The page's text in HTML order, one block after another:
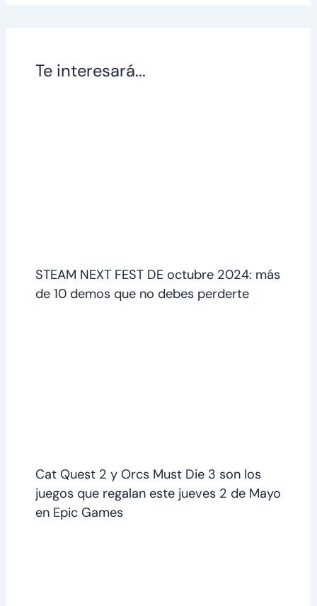
Te interesará...
STEAM NEXT FEST DE octubre 2024: más
de 10 demos que no debes perderte
Cat Quest 2 y Orcs Must Die 3 son los
juegos que regalan este jueves 2 de Mayo
en Epic Games